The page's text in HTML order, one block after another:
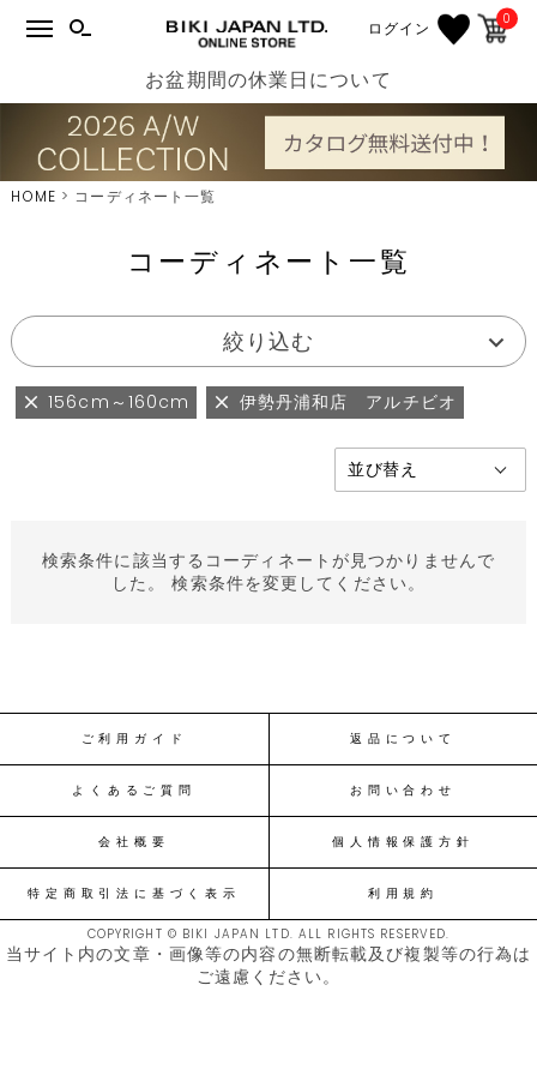
ログイン 0
お盆期間の休業日について
HOME コーディネート一覧
コーディネート一覧
絞り込む
156cm～160cm 伊勢丹浦和店 アルチビオ
検索条件に該当するコーディネートが見つかりませんで
した。 検索条件を変更してください。
ご利用ガイド 返品について
よくあるご質問 お問い合わせ
会社概要 個人情報保護方針
特定商取引法に基づく表示 利用規約
COPYRIGHT © BIKI JAPAN LTD. ALL RIGHTS RESERVED.
当サイト内の文章・画像等の内容の無断転載及び複製等の行為は
ご遠慮ください。